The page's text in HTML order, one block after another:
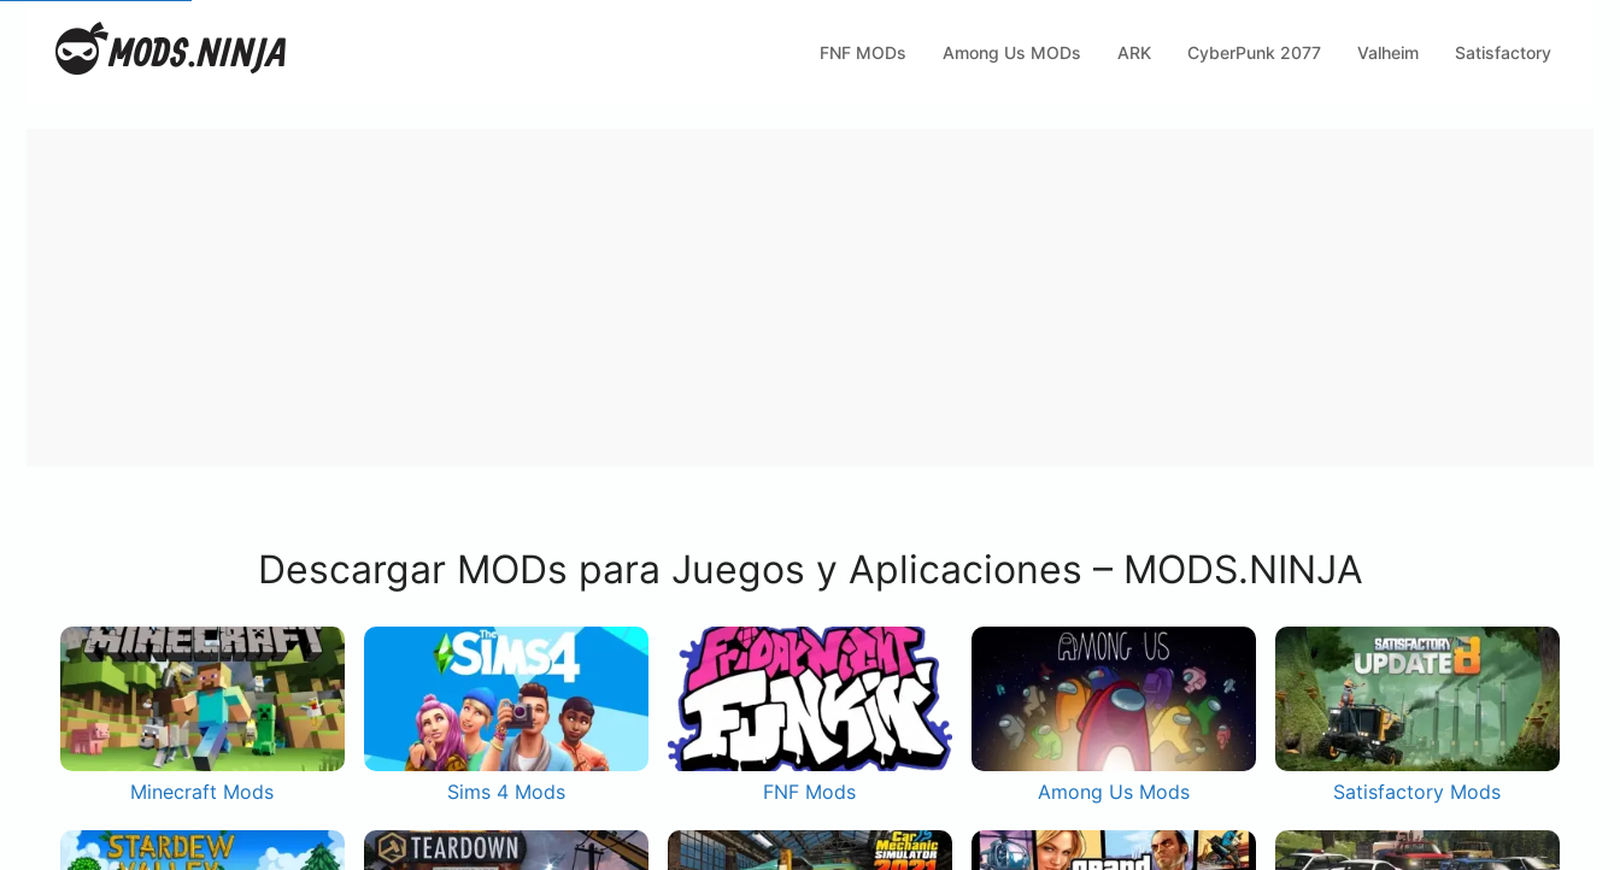
FNF MODs Among Us MODs ARK CyberPunk 2077 Valheim Satisfactory
Descargar MODs para Juegos y Aplicaciones – MODS.NINJA
Minecraft Mods Sims 4 Mods FNF Mods Among Us Mods Satisfactory Mods